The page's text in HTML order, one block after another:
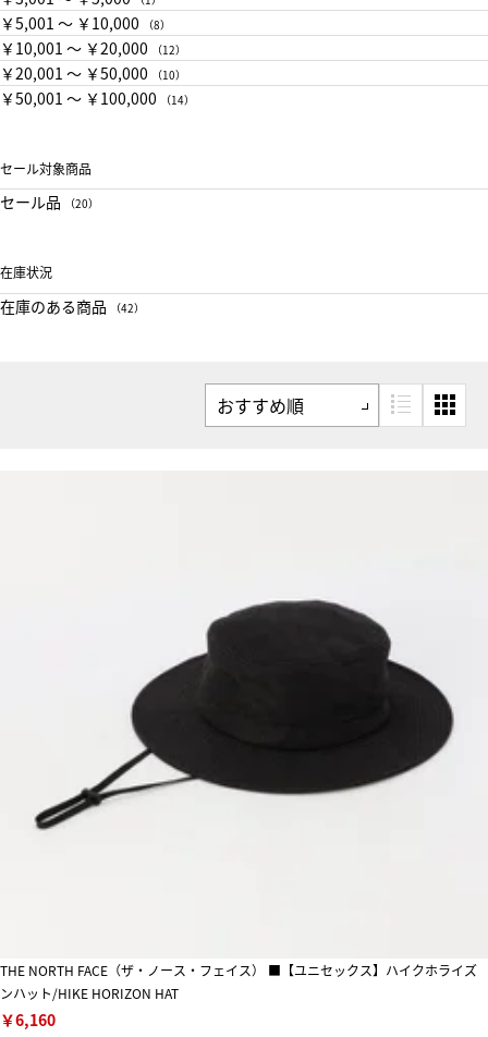
￥5,001 〜 ￥10,000 （8）
￥10,001 〜 ￥20,000 （12）
￥20,001 〜 ￥50,000 （10）
￥50,001 〜 ￥100,000 （14）
セール対象商品
セール品 （20）
在庫状況
在庫のある商品 （42）
THE NORTH FACE（ザ・ノース・フェイス） ■【ユニセックス】ハイクホライズ
ンハット/HIKE HORIZON HAT
￥6,160